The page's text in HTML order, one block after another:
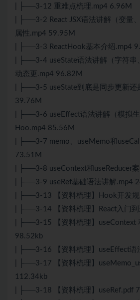
| ├──3-12 重难点梳理.mp4 6.96M
| ├──3-2 React
JSX语法讲解（变量
属性.mp4 59.95M
| ├──3-3 ReactHook基本介绍.mp4
| ├──3-4 useState语法讲解（字符串
动态更.mp4 96.82M
| ├──3-5 useState到底是同步更新还
39.76M
| ├──3-6 useEffect语法讲解（模拟
Hoo.mp4 85.56M
| ├──3-7 memo、useMemo和
73.51M
| ├──3-8 useContext和useReducer
| ├──3-9 useRef基础语法讲解.mp4
| ├──3-13 【资料梳理】Hook开发
| ├──3-14 【资料梳理】React入门
| ├──3-15 【资料梳理】useContext
98.52kb
| ├──3-16 【资料梳理】useEffect语
| ├──3-17 【资料梳理】
112.34kb
| ├──3-18 【资料梳理】useRef.pdf